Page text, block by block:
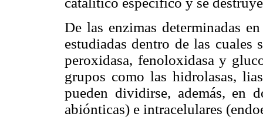
De las enzimas determinadas
estudiadas dentro de las cuales
peroxidasa, fenoloxidasa y
grupos como las hidrolasas,
pueden dividirse, además, en
abiónticas) e intracelulares